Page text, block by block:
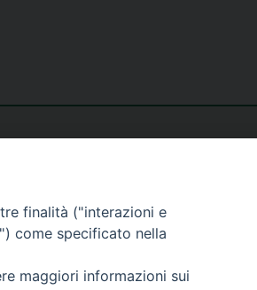
finalità ("interazioni e
come specificato nella
maggiori informazioni sui